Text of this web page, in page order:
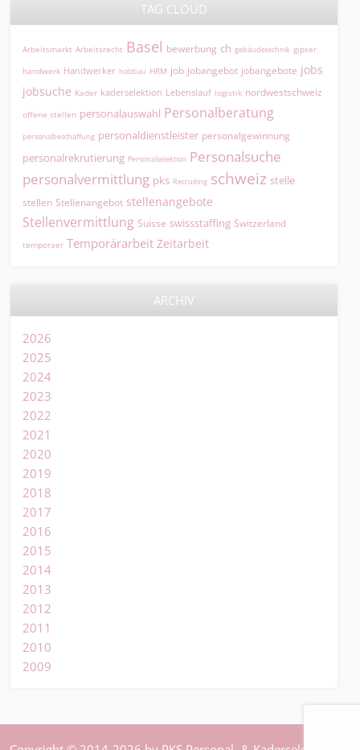
TAG CLOUD
Arbeitsmarkt Arbeitsrecht Basel bewerbung ch gebäudetechnik gipser
handwerk Handwerker holzbau HRM job jobangebot jobangebote jobs
jobsuche Kader kaderselektion Lebenslauf logistik nordwestschweiz
offene stellen personalauswahl Personalberatung
personalbeschaffung personaldienstleister personalgewinnung
personalrekrutierung Personalselektion Personalsuche
personalvermittlung pks Recruiting schweiz stelle
stellen Stellenangebot stellenangebote
Stellenvermittlung Suisse swissstaffing Switzerland
temporaer Temporärarbeit Zeitarbeit
ARCHIV
2026
2025
2024
2023
2022
2021
2020
2019
2018
2017
2016
2015
2014
2013
2012
2011
2010
2009